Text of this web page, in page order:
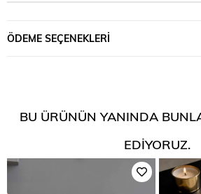
ÖDEME SEÇENEKLERI
BU ÜRÜNÜN YANINDA
EDIYORUZ.